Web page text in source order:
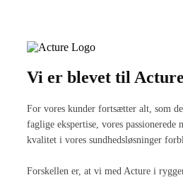
Vi er blevet til Acture
For vores kunder fortsætter alt, som
faglige ekspertise, vores passionerede
kvalitet i vores sundhedsløsninger
Forskellen er, at vi med Acture i